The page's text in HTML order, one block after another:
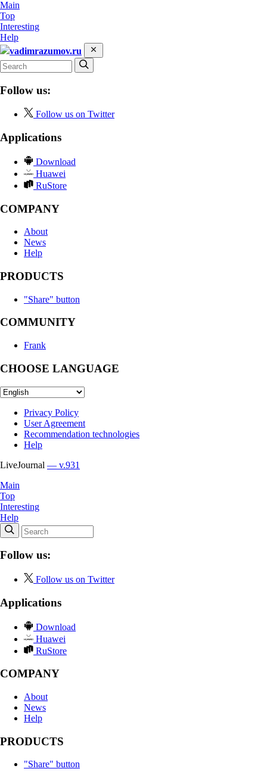
Main
Top
Interesting
Help
vadimrazumov.ru
Follow us:
Follow us on Twitter
Applications
Download
Huawei
RuStore
COMPANY
About
News
Help
PRODUCTS
"Share" button
COMMUNITY
Frank
CHOOSE LANGUAGE
Privacy Policy
User Agreement
Recommendation technologies
Help
LiveJournal — v.931
Main
Top
Interesting
Help
Follow us:
Follow us on Twitter
Applications
Download
Huawei
RuStore
COMPANY
About
News
Help
PRODUCTS
"Share" button